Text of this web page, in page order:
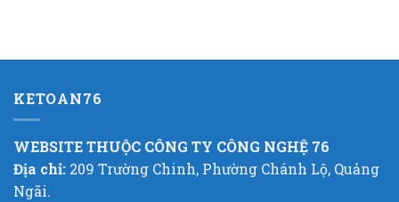
KETOAN76
WEBSITE THUỘC CÔNG TY CÔNG NGHỆ 76
Địa chỉ: 209 Trường Chinh, Phường Chánh Lộ, Quảng
Ngãi.